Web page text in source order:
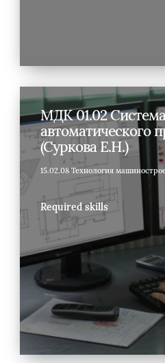
МДК 01.02 Система
автоматического
(Суркова Е.Н.)
15.02.08 Технология
Required skills